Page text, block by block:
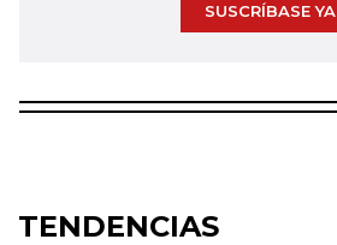
SUSCRÍBASE YA
TENDENCIAS